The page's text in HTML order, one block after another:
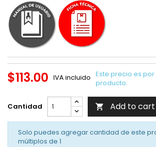
$113.00 IVA incluido Este precio es por
producto.
Cantidad  Add to cart
Solo puedes agregar cantidad de este
múltiplos de 1